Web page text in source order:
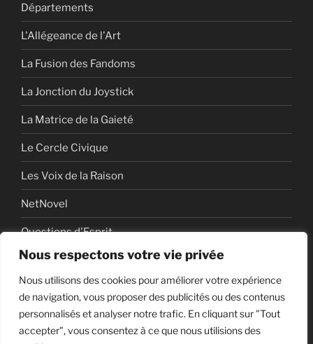
Nous respectons votre vie privée
Nous utilisons des cookies pour améliorer votre expérience
de navigation, vous proposer des publicités ou des contenus
personnalisés et analyser notre trafic. En cliquant sur "Tout
accepter", vous consentez à ce que nous utilisions des
Départements
L'Allégeance de l'Art
La Fusion des Fandoms
La Jonction du Joystick
La Matrice de la Gaieté
Le Cercle Civique
Les Voix de la Raison
NetNovel
Questions d'Esprit
Série
Série vidéo